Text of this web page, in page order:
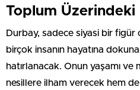
Toplum Üzerindeki
Durbay, sadece siyasi bir figür
birçok insanın hayatına
hatırlanacak. Onun yaşamı ve
nesillere ilham verecek hem